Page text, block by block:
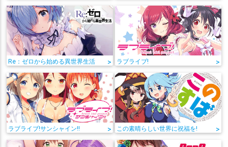
Re：ゼロから始める異世界生活 > ラブライブ! >
ラブライブ!サンシャイン!! > この素晴らしい世界に祝福を! >